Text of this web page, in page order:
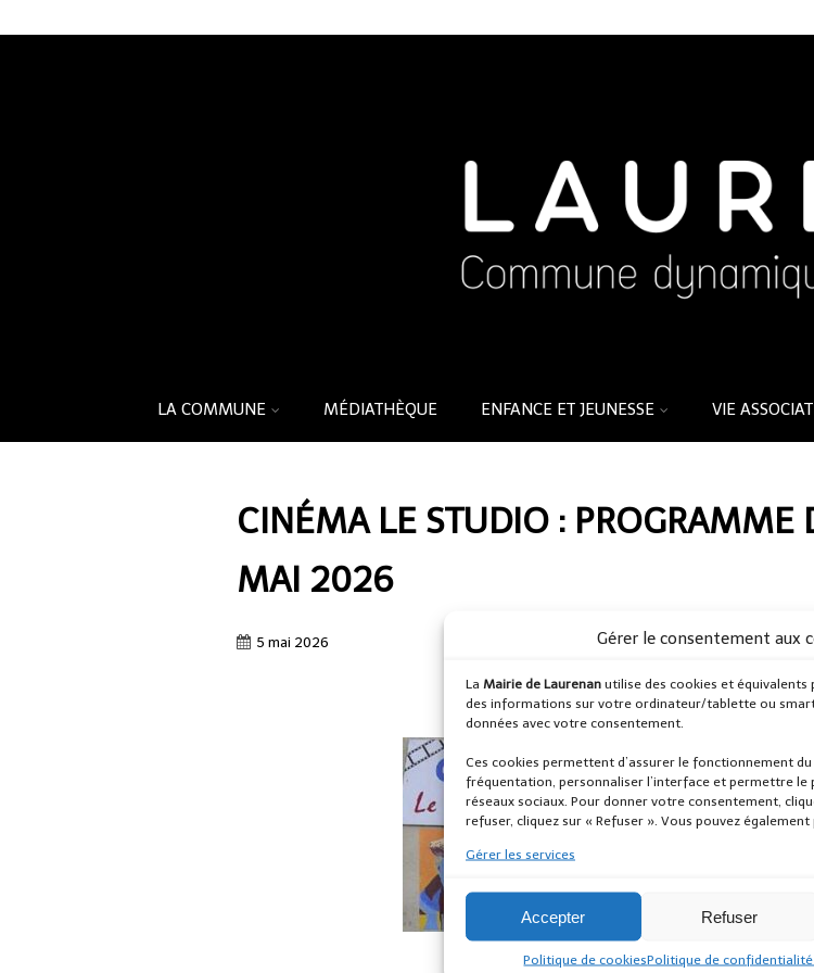
Gérer le consentement aux
La Mairie de Laurenan utilise des cookies et équivalents
des informations sur votre ordinateur/tablette ou
données avec votre consentement.
Ces cookies permettent d’assurer le fonctionnement
fréquentation, personnaliser l’interface et permettre le
réseaux sociaux. Pour donner votre consentement,
refuser, cliquez sur « Refuser ». Vous pouvez
Gérer les services
Accepter Refuser
Politique de cookiesPolitique de
LA COMMUNE MÉDIATHÈQUE ENFANCE ET JEUNESSE VIE
CINÉMA LE STUDIO : PROGRAMME
MAI 2026
5 mai 2026